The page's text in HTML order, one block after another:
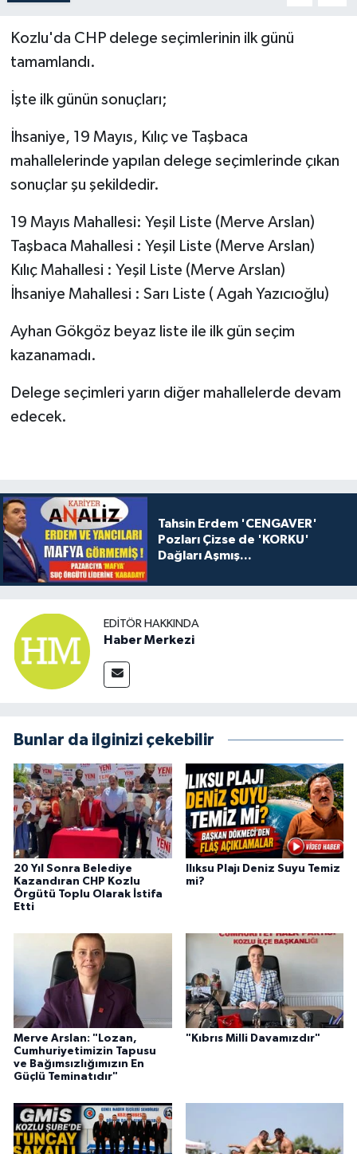
Kozlu'da CHP delege seçimlerinin ilk günü
tamamlandı.
İşte ilk günün sonuçları;
İhsaniye, 19 Mayıs, Kılıç ve Taşbaca
mahallelerinde yapılan delege seçimlerinde çıkan
sonuçlar şu şekildedir.
19 Mayıs Mahallesi: Yeşil Liste (Merve Arslan)
Taşbaca Mahallesi : Yeşil Liste (Merve Arslan)
Kılıç Mahallesi : Yeşil Liste (Merve Arslan)
İhsaniye Mahallesi : Sarı Liste ( Agah Yazıcıoğlu)
Ayhan Gökgöz beyaz liste ile ilk gün seçim
kazanamadı.
Delege seçimleri yarın diğer mahallelerde devam
edecek.
Tahsin Erdem 'CENGAVER'
Pozları Çizse de 'KORKU'
Dağları Aşmış...
EDITÖR HAKKINDA
Haber Merkezi
Bunlar da ilginizi çekebilir
20 Yıl Sonra Belediye
Kazandıran CHP Kozlu
Örgütü Toplu Olarak İstifa
Etti
Ilıksu Plajı Deniz Suyu Temiz
mi?
Merve Arslan: "Lozan,
Cumhuriyetimizin Tapusu
ve Bağımsızlığımızın En
Güçlü Teminatıdır"
"Kıbrıs Milli Davamızdır"